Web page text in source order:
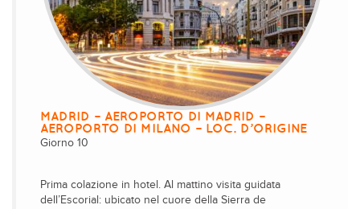
MADRID – AEROPORTO DI MADRID –
AEROPORTO DI MILANO – LOC. D’ORIGINE
Giorno 10
Prima colazione in hotel. Al mattino visita guidata
dell’Escorial: ubicato nel cuore della Sierra de